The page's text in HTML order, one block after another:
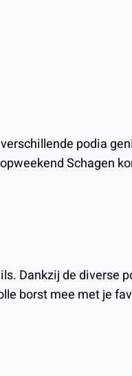
podia
Schagen
Dankzij de diverse
borst mee met je